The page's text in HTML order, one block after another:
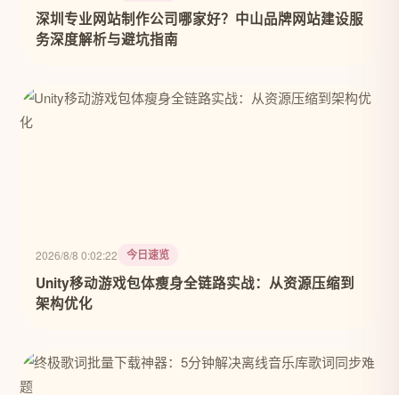
深圳专业网站制作公司哪家好？中山品牌网站建设服
务深度解析与避坑指南
2026/8/8 0:02:22 今日速览
Unity移动游戏包体瘦身全链路实战：从资源压缩到
架构优化